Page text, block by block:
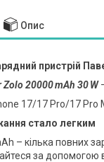
Опис
пристрій
20000 mAh 30 W
17/17 Pro/17
стало легким
– кілька повних
за допомогою